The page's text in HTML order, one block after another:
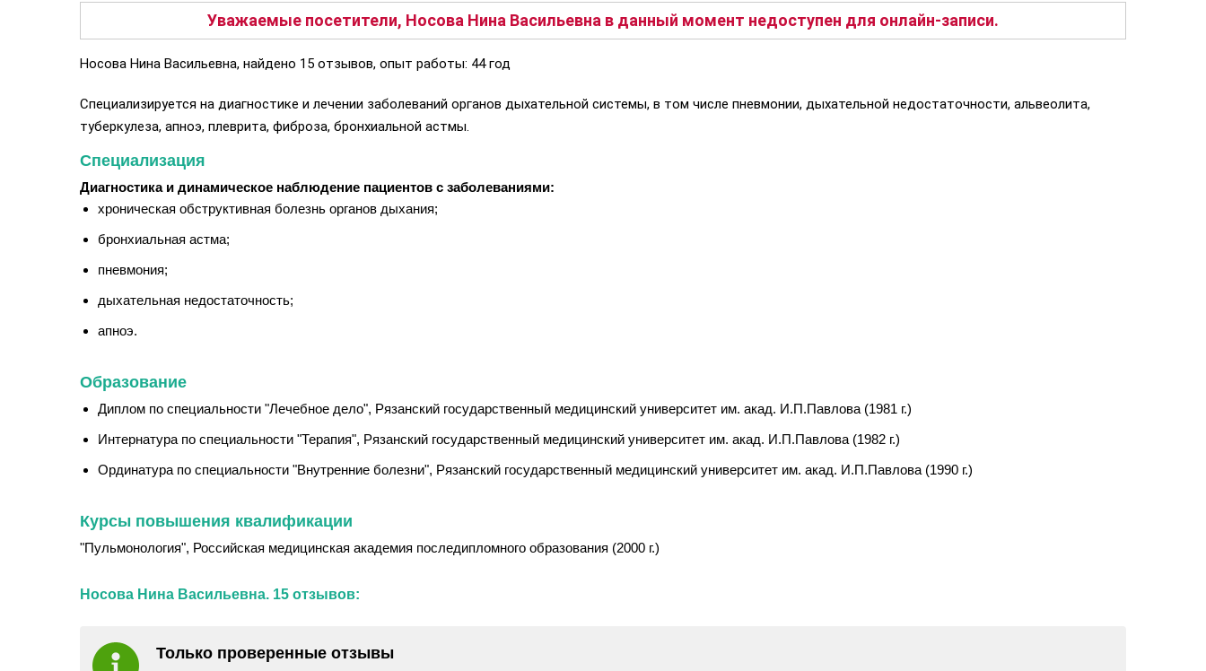
Уважаемые посетители, Носова Нина Васильевна в данный момент недоступен для онлайн-записи.
Носова Нина Васильевна, найдено 15 отзывов, опыт работы: 44 год
Специализируется на диагностике и лечении заболеваний органов дыхательной системы, в том числе пневмонии, дыхательной недостаточности, альвеолита,
туберкулеза, апноэ, плеврита, фиброза, бронхиальной астмы.
Специализация
Диагностика и динамическое наблюдение пациентов с заболеваниями:
хроническая обструктивная болезнь органов дыхания;
бронхиальная астма;
пневмония;
дыхательная недостаточность;
апноэ.
Образование
Диплом по специальности "Лечебное дело", Рязанский государственный медицинский университет им. акад. И.П.Павлова (1981 г.)
Интернатура по специальности "Терапия", Рязанский государственный медицинский университет им. акад. И.П.Павлова (1982 г.)
Ординатура по специальности "Внутренние болезни", Рязанский государственный медицинский университет им. акад. И.П.Павлова (1990 г.)
Курсы повышения квалификации
"Пульмонология", Российская медицинская академия последипломного образования (2000 г.)
Носова Нина Васильевна. 15 отзывов:
Только проверенные отзывы